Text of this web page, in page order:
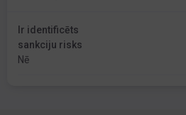
Ir identificēts
sankciju risks
Nē